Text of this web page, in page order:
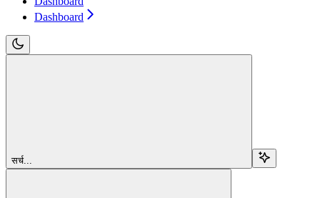
Dashboard
सर्च...